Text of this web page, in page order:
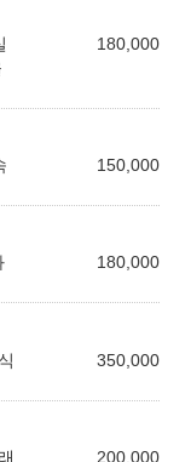
180,000
150,000
180,000
350,000
200,000